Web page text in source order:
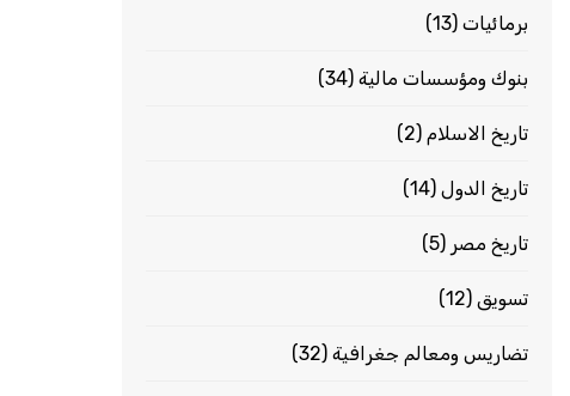
برمائيات (13)
بنوك ومؤسسات مالية (34)
تاريخ الاسلام (2)
تاريخ الدول (14)
تاريخ مصر (5)
تسويق (12)
تضاريس ومعالم جغرافية (32)